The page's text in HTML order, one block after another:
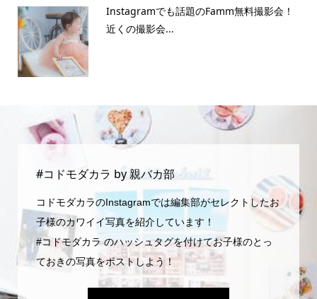
Instagramでも話題のFamm無料撮影会！
#コドモダカラ by 親バカ部
コドモダカラのInstagramでは編集部がセレクトしたお
子様のカワイイ写真を紹介しています！
#コドモダカラ のハッシュタグを付けてお子様のとっ
ておきの写真をポストしよう！